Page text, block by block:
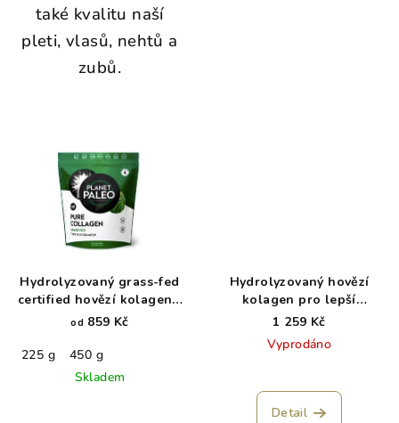
také kvalitu naší
pleti, vlasů, nehtů a
zubů.
Hydrolyzovaný grass-fed
certified hovězí kolagen -
Pure
od 859 Kč
225 g
450 g
Skladem
Hydrolyzovaný hovězí
kolagen pro lepší
pokožku, nehty a vlasy -
Primal Goddess
1 259 Kč
Vyprodáno
Detail